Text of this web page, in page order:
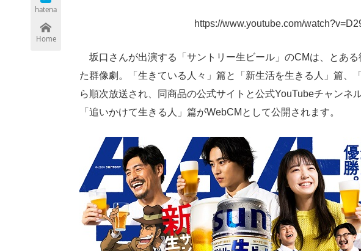
hatena
Home
https://www.youtube.com/
坂口さんが出演する「サントリー生ビール」のCMは、とあ
た群像劇。「生きている人々」篇と「新生活を生きる人」篇、
ら順次放送され、同商品の公式サイトと公式YouTubeチャンネ
「追いかけて生きる人」篇がWebCMとして公開されます。